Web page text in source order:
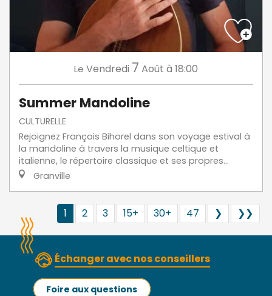
Le Vendredi 7 Août à 18:00
Summer Mandoline
CULTURELLE
Rejoignez François Bihorel dans son voyage estival à
la mandoline à travers la musique celtique et
italienne, le répertoire classique et ses propres...
Granville
1 2 3 15+ 30+ 47 ❯ ❯❯
Échanger avec nos conseillers
Foire aux questions